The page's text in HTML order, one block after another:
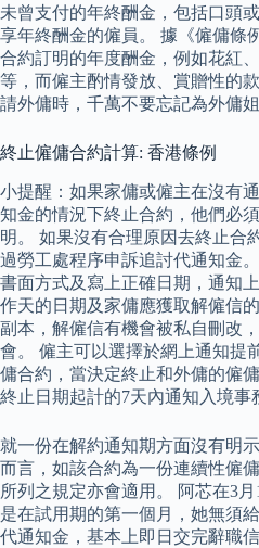
未曾支付的年終酬金，包括口頭
享年終酬金的僱員。 據《僱傭條
合約訂明的年度酬金，例如花紅
等，而僱主酌情發放、賞贈性的
請外傭時，千萬不要忘記為外傭
終止僱傭合約計算: 香港條例
小提醒：如果家傭或僱主在沒有
知金的情況下終止合約，他們必
明。 如果沒有合理原因去終止合
過勞工處程序申訴追討代通知金
書面方式及寫上正確日期，通知
作天的日期及家傭應獲取解僱信
副本，解僱信有機會被私自刪改
會。 僱主可以選擇於網上通知提
傭合約，當決定終止和外傭的僱
終止日期起計的7天內通知入境事
就一份在解約通知期方面沒有明
而言，如該合約為一份連續性僱
所列之規定亦會適用。 阿芯在3
是在試用期的第一個月，她無須
代通知金，基本上即日交完辭職